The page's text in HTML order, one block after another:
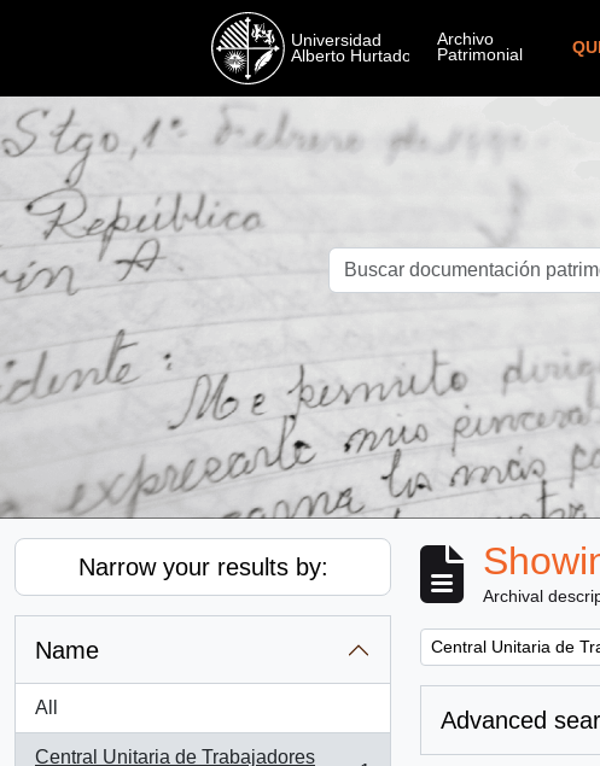
Narrow your results by:
Name
All
Central Unitaria de Trabajadores
Archival
Remove filter:
Central Unitaria de
Advanced